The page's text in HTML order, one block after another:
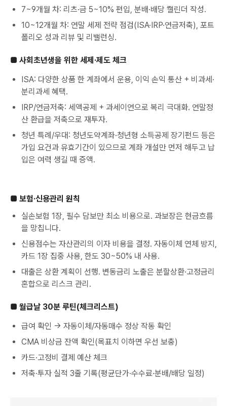
7~9개월 차: 리츠·금 5~10% 편입, 분배·배당 캘린더 작성.
10~12개월 차: 연말 세제 전략 점검(ISA·IRP·연금저축), 포트
폴리오 성과 리뷰 및 리밸런싱.
■ 사회초년생을 위한 세제·제도 체크
ISA: 다양한 상품 한 계좌에서 운용, 이익 손익 통산 + 비과세·
분리과세 혜택.
IRP/연금저축: 세액공제 + 과세이연으로 복리 극대화. 연말정
산 환급을 저축으로 재투자.
청년 특례/우대: 청년도약계좌·청년형 소득공제 장기펀드 등은
가입 요건과 유효기간이 있으므로 계좌 개설만 먼저 해두고 납
입은 여력 생길 때 증액.
■ 보험·신용관리 원칙
실손보험 1장, 필수 담보만 최소 비용으로. 과보장은 현금흐름
을 망칩니다.
신용점수는 자산관리의 이자 비용을 결정. 자동이체 연체 방지,
카드 1장 집중 사용, 한도 30~50% 내 사용.
대출은 상환 계획이 선행. 변동금리 노출은 분할상환·고정금리
혼합으로 리스크 관리.
■ 월급날 30분 루틴(체크리스트)
급여 확인 → 자동이체/자동매수 정상 작동 확인
CMA 비상금 잔액 확인(목표치 이하면 우선 보충)
카드·고정비 결제 예산 체크
저축·투자 실적 3줄 기록(평균단가·수수료·분배/배당 일정)